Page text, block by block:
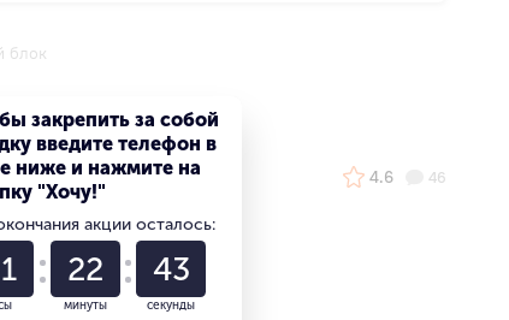
блок
4.6 46
закрепить за собой
введите телефон в
ниже и нажмите на
"Хочу!"
акции осталось:
22
минуты
42
секунды